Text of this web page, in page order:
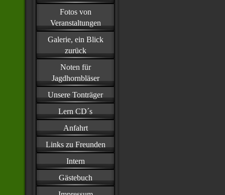
Fotos von
Veranstaltungen
Galerie, ein Blick
zurück
Noten für
Jagdhornbläser
Unsere Tonträger
Lern CD´s
Anfahrt
Links zu Freunden
Intern
Gästebuch